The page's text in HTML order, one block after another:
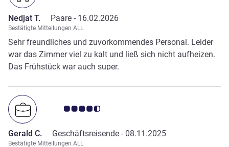
Nedjat T. Paare - 16.02.2026
Bestätigte Mitteilungen ALL
Sehr freundliches und zuvorkommendes Personal. Leider
war das Zimmer viel zu kalt und ließ sich nicht aufheizen.
Das Frühstück war auch super.
Note Kundenmeinungen 4.5/5
Gerald C. Geschäftsreisende - 08.11.2025
Bestätigte Mitteilungen ALL